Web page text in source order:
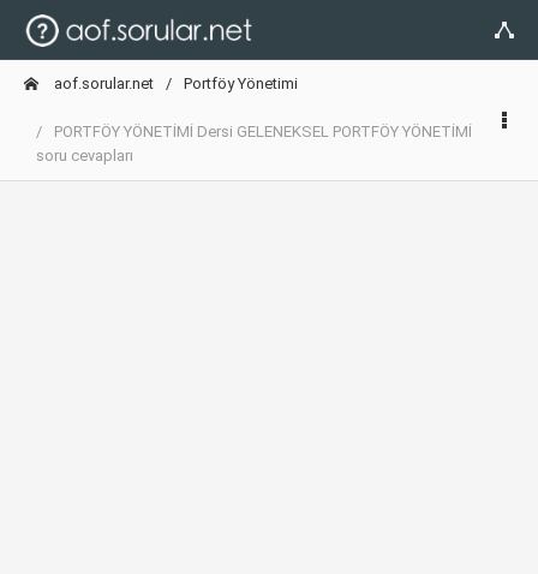
aof.sorular.net Portföy Yönetimi
PORTFÖY YÖNETİMİ Dersi GELENEKSEL PORTFÖY YÖNETİMİ
soru cevapları